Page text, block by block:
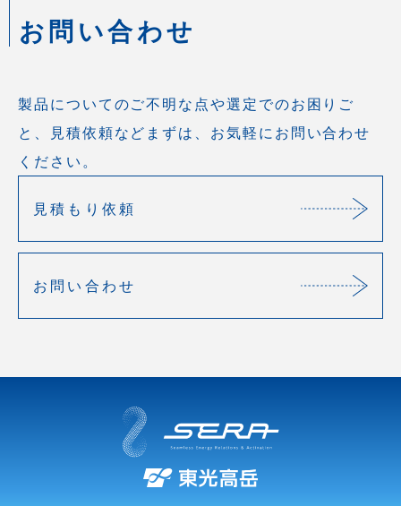
お問い合わせ
製品についてのご不明な点や選定でのお困りご
と、見積依頼などまずは、お気軽にお問い合わせ
ください。
見積もり依頼
お問い合わせ